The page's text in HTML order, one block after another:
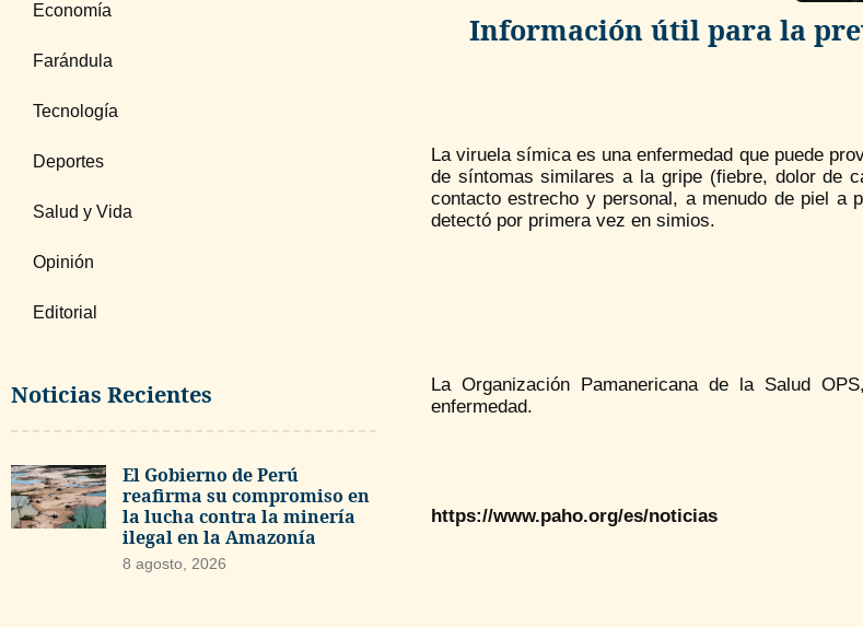
Economía
Farándula
Tecnología
Deportes
Salud y Vida
Opinión
Editorial
Noticias Recientes
El Gobierno de Perú
reafirma su compromiso en
la lucha contra la minería
ilegal en la Amazonía
8 agosto, 2026
Información útil para la
La viruela símica es una enfermedad que puede
de síntomas similares a la gripe (fiebre, dolor de
contacto estrecho y personal, a menudo de piel a
detectó por primera vez en simios.
La Organización Pamanericana de la Salud
enfermedad.
https://www.paho.org/es/noticias